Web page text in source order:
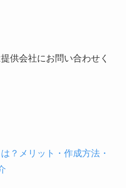
供会社にお問い合わせく
？メリット・作成方法・